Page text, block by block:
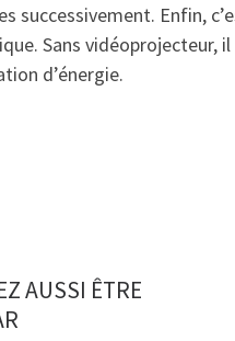
successivement. Enfin,
Sans vidéoprojecteur, il
d’énergie.
AUSSI ÊTRE